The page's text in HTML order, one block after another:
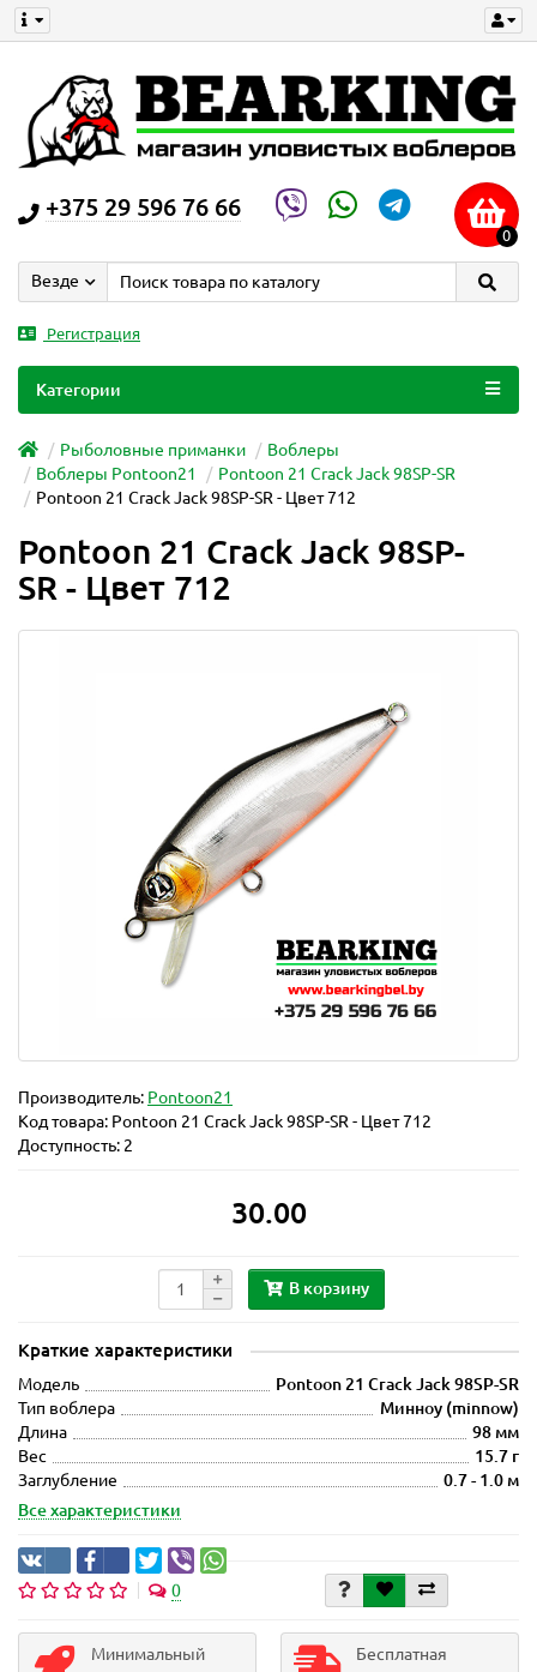
+375 29 596 76 66
0
Везде
Регистрация
Категории
Рыболовные приманки
Воблеры
Воблеры Pontoon21
Pontoon 21 Crack Jack 98SP-SR
Pontoon 21 Crack Jack 98SP-SR - Цвет 712
Pontoon 21 Crack Jack 98SP-
SR - Цвет 712
Производитель: Pontoon21
Код товара: Pontoon 21 Crack Jack 98SP-SR - Цвет 712
Доступность: 2
30.00
В корзину
Краткие характеристики
Модель
Pontoon 21 Crack Jack 98SP-SR
Тип воблера
Минноу (minnow)
Длина
98 мм
Вес
15.7 г
Заглубление
0.7 - 1.0 м
Все характеристики
0
Минимальный
Бесплатная